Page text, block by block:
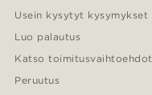
Usein kysytyt kysymykset
Luo palautus
Katso toimitusvaihtoehdot
Peruutus